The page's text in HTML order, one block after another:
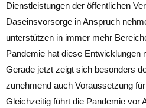
Dienstleistungen der öffentlichen
Daseinsvorsorge in Anspruch
unterstützen in immer mehr
Pandemie hat diese Entwicklungen
Gerade jetzt zeigt sich besonders
zunehmend auch Voraussetzung
Gleichzeitig führt die Pandemie vor